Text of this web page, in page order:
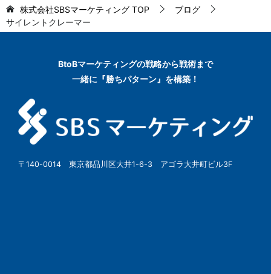
株式会社SBSマーケティング TOP
ブログ
サイレントクレーマー
BtoBマーケティングの戦略から戦術まで
一緒に『勝ちパターン』を構築！
〒140-0014 東京都品川区大井1-6-3 アゴラ大井町ビル3F